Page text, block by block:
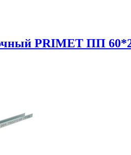
PRIMET ПП